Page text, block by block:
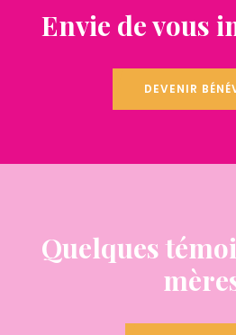
Envie de vous
DEVENIR
Quelques